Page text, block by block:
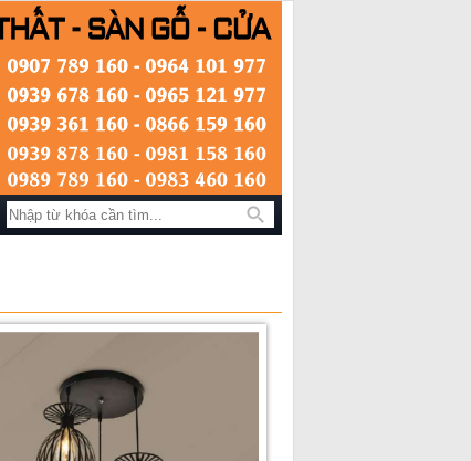
Tìm kiếm